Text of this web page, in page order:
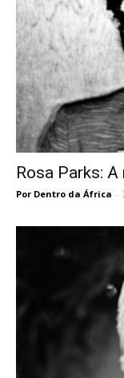
Rosa Parks:
Por Dentro da África -